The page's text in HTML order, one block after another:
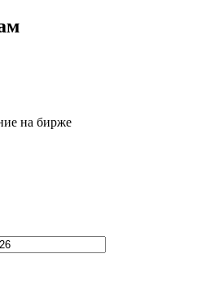
на бирже